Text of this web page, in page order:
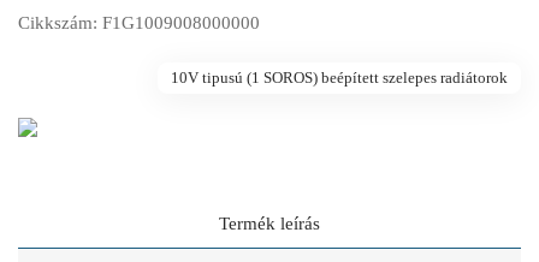
Cikkszám: F1G1009008000000
10V tipusú (1 SOROS) beépített szelepes radiátorok
Termék leírás